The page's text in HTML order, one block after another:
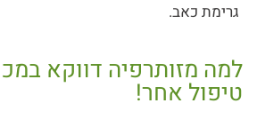
גרימת כאב.
למה מזותרפיה דווקא
טיפול אחר!